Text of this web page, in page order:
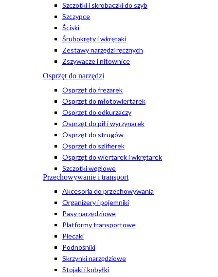
Szczotki i skrobaczki do szyb
Szczypce
Ściski
Śrubokręty i wkrętaki
Zestawy narzędzi ręcznych
Zszywacze i nitownice
Osprzęt do narzędzi
Osprzęt do frezarek
Osprzęt do młotowiertarek
Osprzęt do odkurzaczy
Osprzęt do pił i wyrzynarek
Osprzęt do strugów
Osprzęt do szlifierek
Osprzęt do wiertarek i wkrętarek
Szczotki węglowe
Przechowywanie i transport
Akcesoria do przechowywania
Organizery i pojemniki
Pasy narzędziowe
Platformy transportowe
Plecaki
Podnośniki
Skrzynki narzędziowe
Stojaki i kobyłki